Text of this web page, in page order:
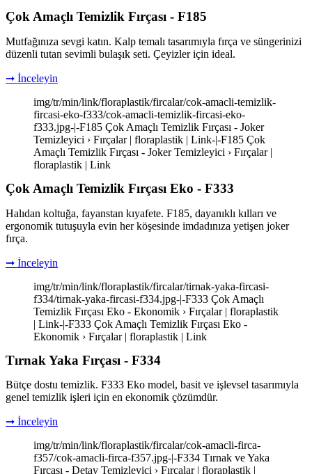
Çok Amaçlı Temizlik Fırçası - F185
Mutfağınıza sevgi katın. Kalp temalı tasarımıyla fırça ve süngerinizi
düzenli tutan sevimli bulaşık seti. Çeyizler için ideal.
➞ İnceleyin
img/tr/min/link/floraplastik/fircalar/cok-amacli-temizlik-
fircasi-eko-f333/cok-amacli-temizlik-fircasi-eko-
f333.jpg-|-F185 Çok Amaçlı Temizlik Fırçası - Joker
Temizleyici › Fırçalar | floraplastik | Link-|-F185 Çok
Amaçlı Temizlik Fırçası - Joker Temizleyici › Fırçalar |
floraplastik | Link
Çok Amaçlı Temizlik Fırçası Eko - F333
Halıdan koltuğa, fayanstan kıyafete. F185, dayanıklı kılları ve
ergonomik tutuşuyla evin her köşesinde imdadınıza yetişen joker
fırça.
➞ İnceleyin
img/tr/min/link/floraplastik/fircalar/tirnak-yaka-fircasi-
f334/tirnak-yaka-fircasi-f334.jpg-|-F333 Çok Amaçlı
Temizlik Fırçası Eko - Ekonomik › Fırçalar | floraplastik
| Link-|-F333 Çok Amaçlı Temizlik Fırçası Eko -
Ekonomik › Fırçalar | floraplastik | Link
Tırnak Yaka Fırçası - F334
Bütçe dostu temizlik. F333 Eko model, basit ve işlevsel tasarımıyla
genel temizlik işleri için en ekonomik çözümdür.
➞ İnceleyin
img/tr/min/link/floraplastik/fircalar/cok-amacli-firca-
f357/cok-amacli-firca-f357.jpg-|-F334 Tırnak ve Yaka
Fırçası - Detay Temizleyici › Fırçalar | floraplastik |